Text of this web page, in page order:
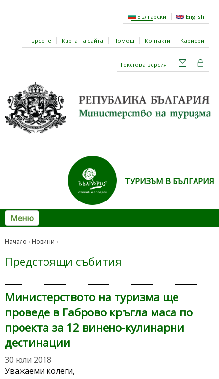
Български English
Търсене Карта на сайта Помощ Контакти Кариери
Текстова версия
ТУРИЗЪМ В БЪЛГАРИЯ
Меню
Начало Новини
Предстоящи събития
Министерството на туризма ще
проведе в Габрово кръгла маса по
проекта за 12 винено-кулинарни
дестинации
30 юли 2018
Уважаеми колеги,